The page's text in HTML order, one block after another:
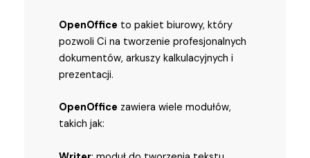
OpenOffice to pakiet biurowy, który
pozwoli Ci na tworzenie profesjonalnych
dokumentów, arkuszy kalkulacyjnych i
prezentacji.
OpenOffice zawiera wiele modułów,
takich jak: